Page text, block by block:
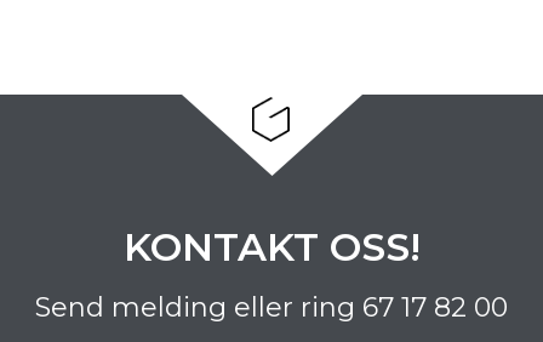
KONTAKT OSS!
Send melding eller ring 67 17 82 00